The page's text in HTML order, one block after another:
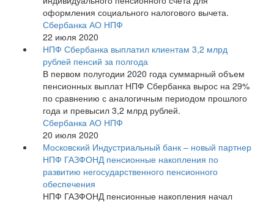
оформления социального налогового вычета.
Сбербанка АО НПФ
22 июля 2020
НПФ Сбербанка выплатил клиентам 3,2 млрд
рублей пенсий за полгода
В первом полугодии 2020 года суммарный объем
пенсионных выплат НПФ Сбербанка вырос на 29%
по сравнению с аналогичным периодом прошлого
года и превысил 3,2 млрд рублей.
Сбербанка АО НПФ
20 июля 2020
Московский Индустриальный банк – новый партнер
НПФ ГАЗФОНД пенсионные накопления по
развитию негосударственного пенсионного
обеспечения
НПФ ГАЗФОНД пенсионные накопления начал